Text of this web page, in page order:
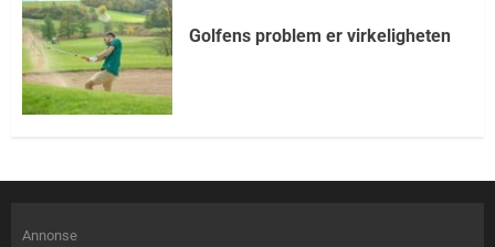
Golfens problem er virkeligheten
Annonse